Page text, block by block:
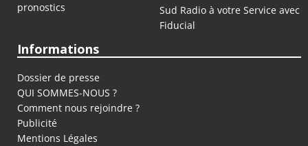
pronostics
Sud Radio à votre Service avec
Fiducial
Informations
Dossier de presse
QUI SOMMES-NOUS ?
Comment nous rejoindre ?
Publicité
Mentions Légales